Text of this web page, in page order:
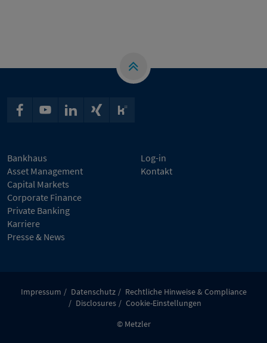
Bankhaus
Asset Management
Capital Markets
Corporate Finance
Private Banking
Karriere
Presse & News
Log-in
Kontakt
Impressum Datenschutz
Rechtliche Hinweise & Compliance
Disclosures
Cookie-Einstellungen
© Metzler